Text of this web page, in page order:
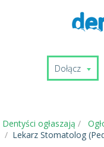
Dołącz
Dentyści ogłaszają
Lekarz Stomatolog